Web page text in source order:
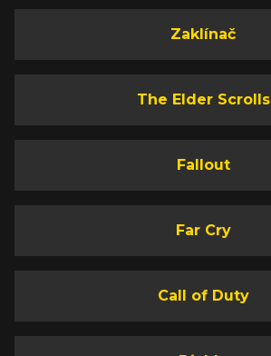
Zaklínač
The Elder Scrolls
Fallout
Far Cry
Call of Duty